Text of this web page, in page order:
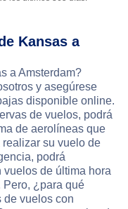
Kansas a
a Amsterdam?
y asegúrese
disponible online.
de vuelos, podrá
de aerolíneas que
su vuelo de
podrá
vuelos de última hora
Pero, ¿para qué
de vuelos con